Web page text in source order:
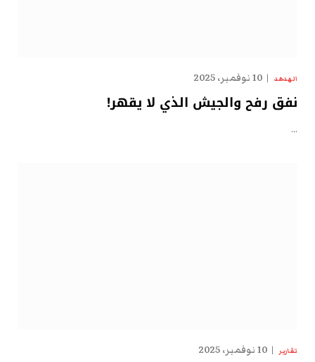
الهدهد 10 نوفمبر، 2025
نفق رفح والجيش الذي لا يقهر!
…
تقارير 10 نوفمبر، 2025